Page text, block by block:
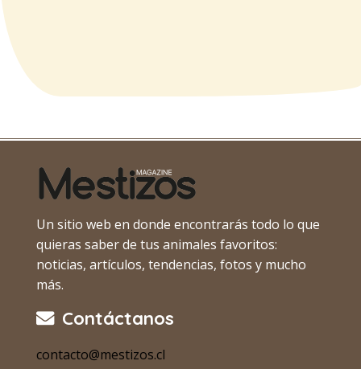
Un sitio web en donde encontrarás todo lo que
quieras saber de tus animales favoritos:
noticias, artículos, tendencias, fotos y mucho
más.
Contáctanos
contacto@mestizos.cl